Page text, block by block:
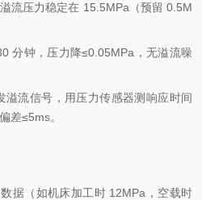
流压力稳定在 15.5MPa（预留 0.5M
分钟，压力降≤0.05MPa，无溢流噪
溢流信号，用压力传感器测响应时间
差≤5ms。
据（如机床加工时 12MPa，空载时